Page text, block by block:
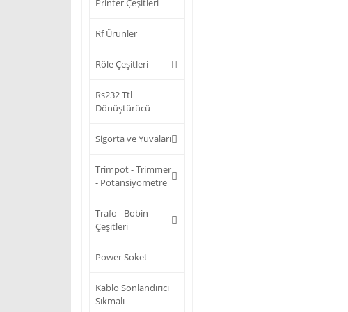
Printer Çeşitleri
Rf Ürünler
Röle Çeşitleri
Rs232 Ttl
Dönüştürücü
Sigorta ve Yuvaları
Trimpot - Trimmer
- Potansiyometre
Trafo - Bobin
Çeşitleri
Power Soket
Kablo Sonlandırıcı
Sıkmalı